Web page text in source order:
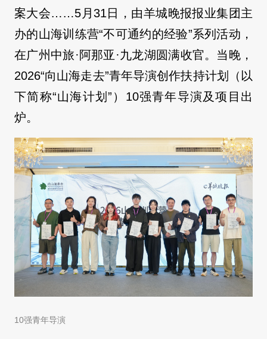
案大会……5月31日，由羊城晚报报业集团主
办的山海训练营“不可通约的经验”系列活动，
在广州中旅·阿那亚·九龙湖圆满收官。当晚，
2026“向山海走去”青年导演创作扶持计划（以
下简称“山海计划”）10强青年导演及项目出
炉。
10强青年导演